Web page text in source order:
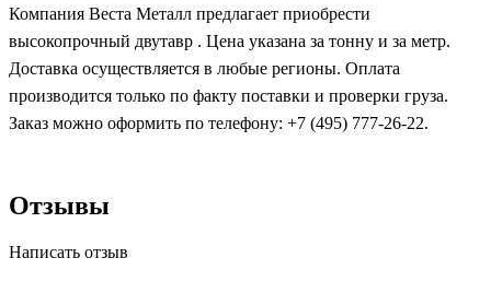
Компания Веста Металл предлагает приобрести
высокопрочный двутавр . Цена указана за тонну и за метр.
Доставка осуществляется в любые регионы. Оплата
производится только по факту поставки и проверки груза.
Заказ можно оформить по телефону: +7 (495) 777-26-22.
Отзывы
Написать отзыв